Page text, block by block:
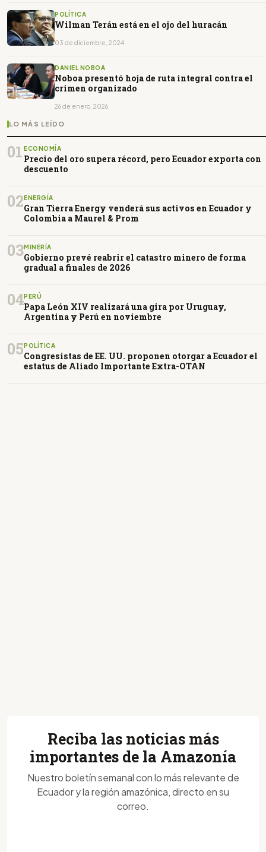
POLÍTICA
Wilman Terán está en el ojo del huracán
03 de diciembre, 2024
DANIEL NOBOA
Noboa presentó hoja de ruta integral contra el
crimen organizado
26 de enero, 2026
LO MÁS LEÍDO
01 ECONOMÍA
Precio del oro supera récord, pero Ecuador exporta con
descuento
02ENERGÍA
Gran Tierra Energy venderá sus activos en Ecuador y
Colombia a Maurel & Prom
03MINERÍA
Gobierno prevé reabrir el catastro minero de forma
gradual a finales de 2026
04PERÚ
Papa León XIV realizará una gira por Uruguay,
Argentina y Perú en noviembre
05POLÍTICA
Congresistas de EE. UU. proponen otorgar a Ecuador el
estatus de Aliado Importante Extra-OTAN
Reciba las noticias más
importantes de la Amazonía
Nuestro boletín semanal con lo más relevante de
Ecuador y la región amazónica, directo en su
correo.